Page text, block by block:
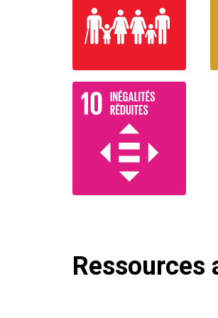
Ressources